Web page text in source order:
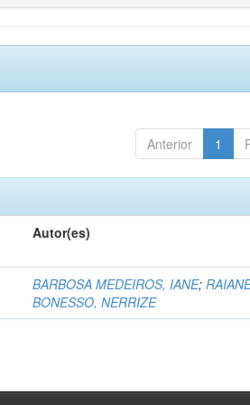
Anterior 1
Autor(es)
BARBOSA MEDEIROS, IANE;
BONESSO, NERRIZE